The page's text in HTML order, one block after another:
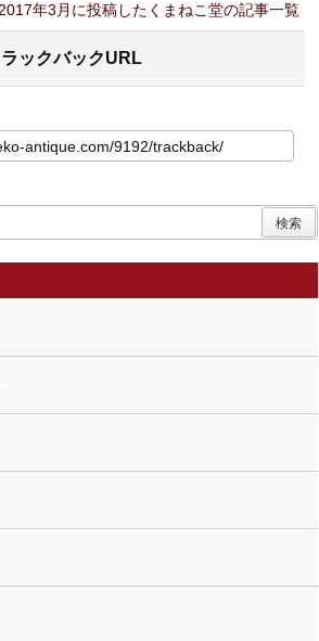
年3月に投稿したくまねこ堂の記事一覧
ックバックURL